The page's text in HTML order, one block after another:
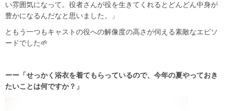
い雰囲気になって。役者さんが役を生きてくれるとどんどん中身が
豊かになるんだなと思いました。」
ともう一つもキャストの役への解像度の高さが伺える素敵なエピソ
ードでした🌱
ーー「せっかく浴衣を着てもらっているので、今年の夏やっておき
たいことは何ですか？」